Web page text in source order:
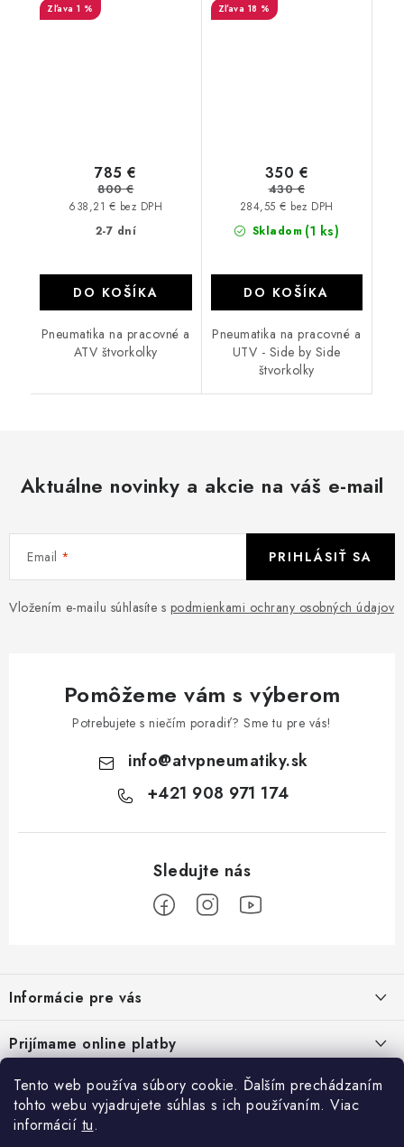
Tento web používa súbory cookie. Ďalším prechádzaním
tohto webu vyjadrujete súhlas s ich používaním. Viac
informácií tu.
1 %
2-7 dní
638,21 € bez DPH
785 €
800 €
DO KOŠÍKA
Pneumatika na pracovné a
ATV štvorkolky
18 %
Skladom (1 ks)
284,55 € bez DPH
350 €
430 €
DO KOŠÍKA
Pneumatika na pracovné a
UTV - Side by Side
štvorkolky
Aktuálne novinky a akcie na váš e-mail
Email
Vložením e-mailu súhlasíte s podmienkami ochrany osobných údajov
PRIHLÁSIŤ SA
Pomôžeme vám s výberom
Potrebujete s niečím poradiť? Sme tu pre vás!
info@atvpneumatiky.sk
+421 908 971 174
p
ä
t
Informácie pre vás
Reklamačný poriadok - formulár
Kontakt
Prijímame online platby
Prihlásenie
E-mail
Facebook